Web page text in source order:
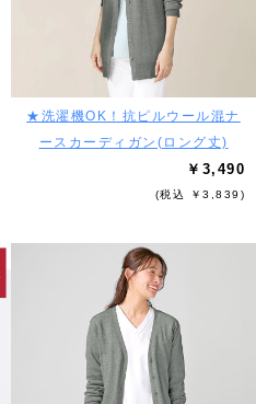
★洗濯機OK！抗ピルウール混ナ
ースカーディガン(ロング丈)
￥3,490
(税込 ￥3,839)